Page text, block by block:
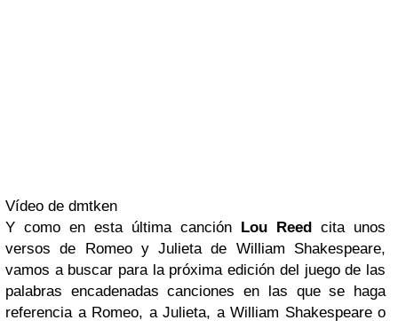
Vídeo de dmtken
Y como en esta última canción Lou Reed cita unos
versos de Romeo y Julieta de William Shakespeare,
vamos a buscar para la próxima edición del juego de las
palabras encadenadas canciones en las que se haga
referencia a Romeo, a Julieta, a William Shakespeare o